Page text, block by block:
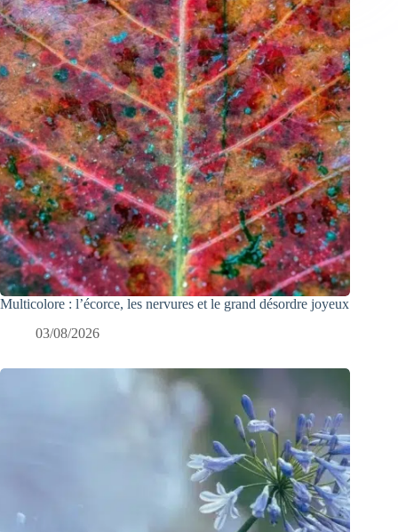
Multicolore : l’écorce, les nervures et le grand désordre joyeux
03/08/2026